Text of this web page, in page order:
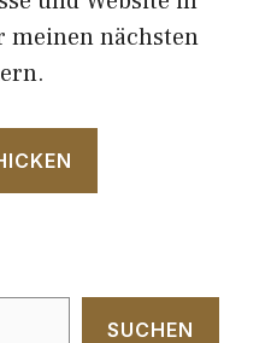
meinen nächsten
SUCHEN